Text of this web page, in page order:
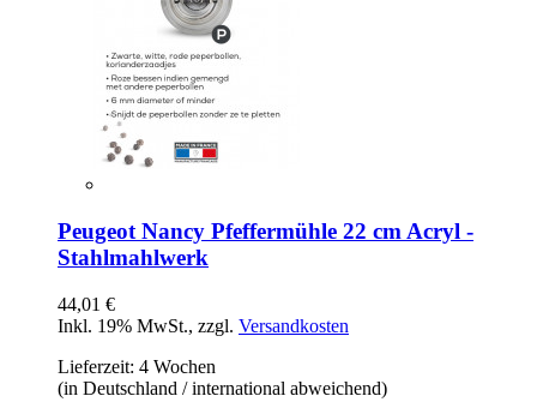
Peugeot Nancy Pfeffermühle 22 cm Acryl -
Stahlmahlwerk
44,01 €
Inkl. 19% MwSt., zzgl. Versandkosten
Lieferzeit: 4 Wochen
(in Deutschland / international abweichend)